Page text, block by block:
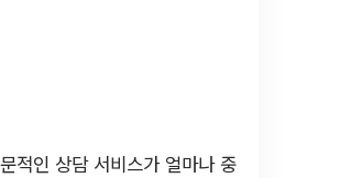
적인 상담 서비스가 얼마나 중